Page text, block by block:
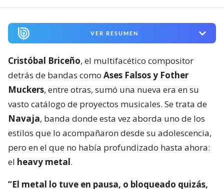
VER RESUMEN
Cristóbal Briceño, el multifacético compositor
detrás de bandas como Ases Falsos y Fother
Muckers, entre otras, sumó una nueva era en su
vasto catálogo de proyectos musicales. Se trata de
Navaja, banda donde esta vez aborda uno de los
estilos que lo acompañaron desde su adolescencia,
pero en el que no había profundizado hasta ahora:
el heavy metal.
“El metal lo tuve en pausa, o bloqueado quizás,